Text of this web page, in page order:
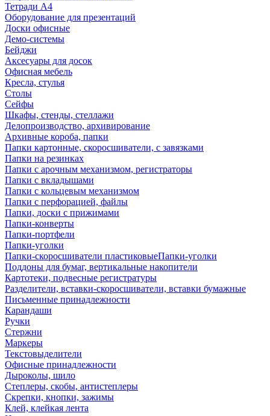
Тетради А4
Оборудование для презентаций
Доски офисные
Демо-системы
Бейджи
Аксесуары для досок
Офисная мебель
Кресла, стулья
Столы
Сейфы
Шкафы, стенды, стеллажи
Делопроизводство, архивирование
Архивные короба, папки
Папки картонные, скоросшиватели, с завязками
Папки на резинках
Папки с арочным механизмом, регистраторы
Папки с вкладышами
Папки с кольцевым механизмом
Папки с перфорацией, файлы
Папки, доски с прижимами
Папки-конверты
Папки-портфели
Папки-уголки
Папки-скоросшиватели пластиковыеПапки-уголки
Поддоны для бумаг, вертикальные накопители
Картотеки, подвесные регистратуры
Разделители, вставки-скоросшиватели, вставки бумажные
Письменные принадлежности
Карандаши
Ручки
Стержни
Маркеры
Текстовыделители
Офисные принадлежности
Дыроколы, шило
Степлеры, скобы, антистеплеры
Скрепки, кнопки, зажимы
Клей, клейкая лента